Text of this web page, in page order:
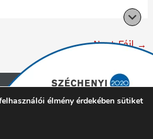
Next Fájl→
konyhabútor | Minden jog
élmény érdekében sütiket